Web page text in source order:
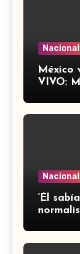
Nacional
México
VIVO:
Nacional
‘Él